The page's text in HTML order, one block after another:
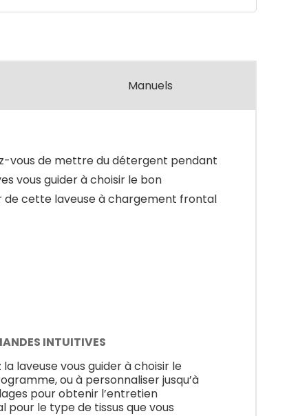
Manuels
vous de mettre du détergent pendant
vous guider à choisir le bon
de cette laveuse à chargement frontal
INTUITIVES
la laveuse vous guider à choisir le
ou à personnaliser jusqu’à
pour obtenir l’entretien
pour le type de tissus que vous